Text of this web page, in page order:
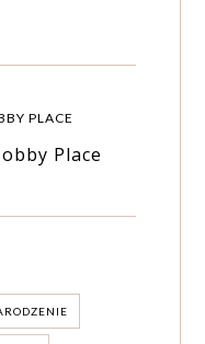
PLACE